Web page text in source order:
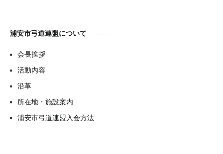
浦安市弓道連盟について
会長挨拶
活動内容
沿革
所在地・施設案内
浦安市弓道連盟入会方法